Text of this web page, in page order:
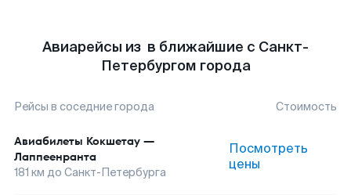
Авиарейсы из в ближайшие с Санкт-
Петербургом города
Рейсы в соседние города Стоимость
Авиабилеты Кокшетау —
Лаппеенранта
181 км до Санкт-Петербурга
Посмотреть
цены